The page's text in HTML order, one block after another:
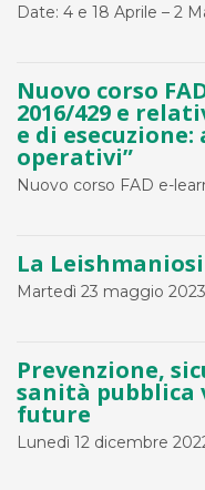
Date: 4 e 18 Aprile – 2
Nuovo corso
2016/429 e
e di
operativi”
Nuovo corso FAD e-
La
Martedì 23 maggio
Prevenzione,
sanità
future
Lunedì 12 dicembre